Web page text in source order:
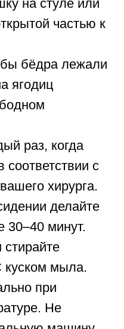
на стуле или
частью к
бёдра лежали
ягодиц
раз, когда
с
хирурга.
делайте
минут.
куском мыла.
при
Не